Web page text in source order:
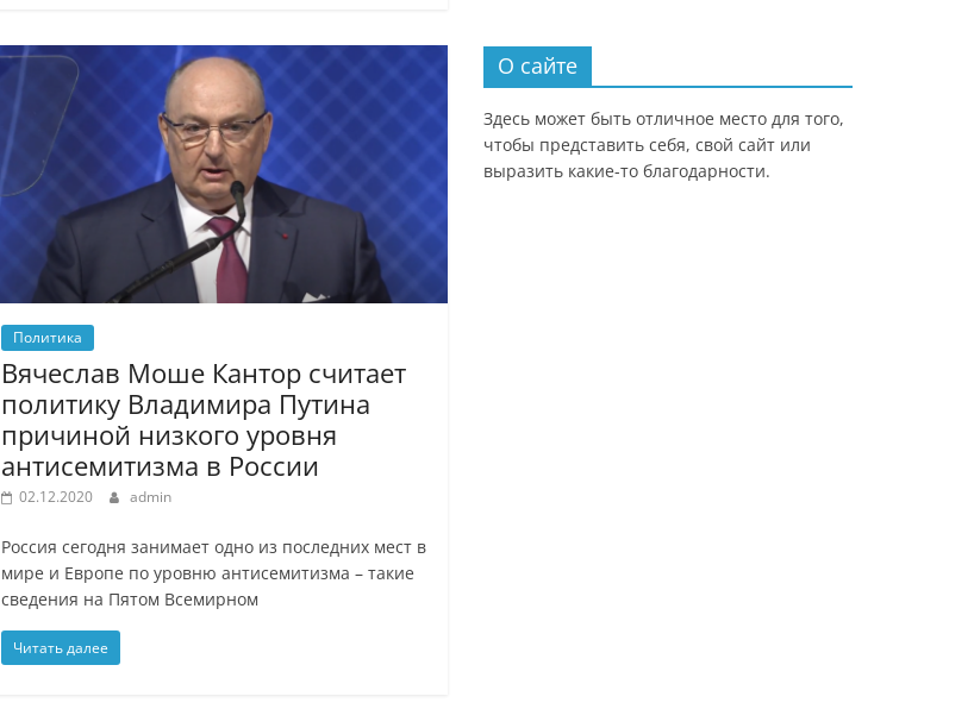
Политика
Вячеслав Моше Кантор считает
политику Владимира Путина
причиной низкого уровня
антисемитизма в России
02.12.2020 admin
Россия сегодня занимает одно из последних мест в
мире и Европе по уровню антисемитизма – такие
сведения на Пятом Всемирном
Читать далее
О сайте
Здесь может быть отличное место для того,
чтобы представить себя, свой сайт или
выразить какие-то благодарности.